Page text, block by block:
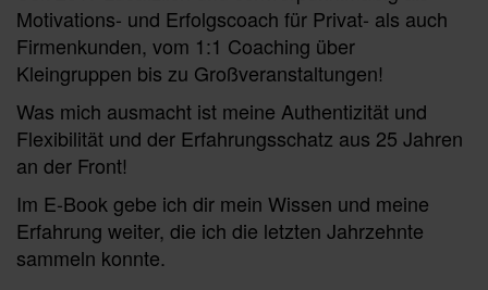
Motivations- und Erfolgscoach für Privat- als auch
Firmenkunden, vom 1:1 Coaching über
Kleingruppen bis zu Großveranstaltungen!
Was mich ausmacht ist meine Authentizität und
Flexibilität und der Erfahrungsschatz aus 25 Jahren
an der Front!
Im E-Book gebe ich dir mein Wissen und meine
Erfahrung weiter, die ich die letzten Jahrzehnte
sammeln konnte.